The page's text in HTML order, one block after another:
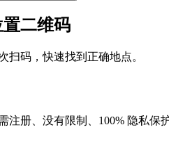
二维码
扫码，快速找到正确地点。
注册、没有限制、100% 隐私保护